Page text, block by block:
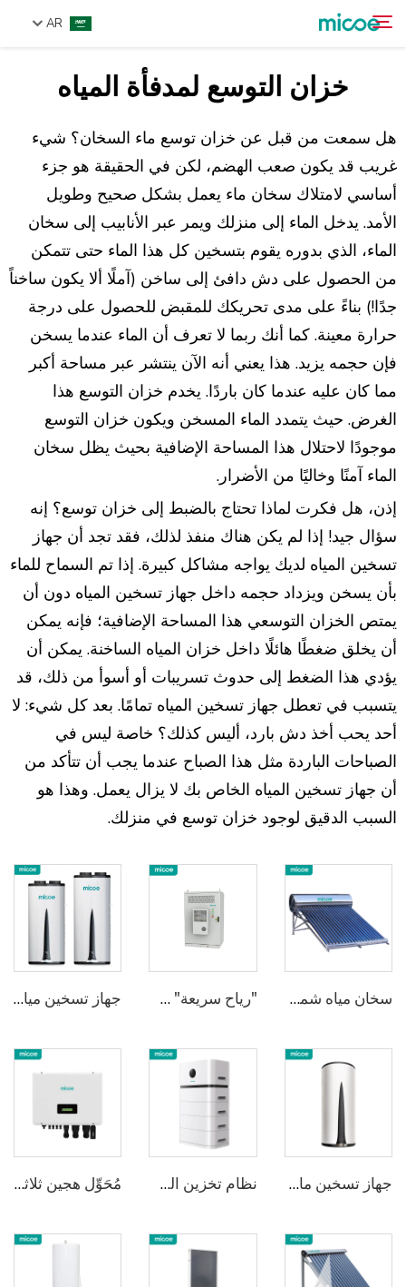
AR
من نحن
المنتجات
حل
الدعم والخدمات
مركز الإعلام
اتصل بنا
ابحث
خزان التوسع لمدفأة المياه
هل سمعت من قبل عن خزان توسع ماء السخان؟ شيء
غريب قد يكون صعب الهضم، لكن في الحقيقة هو جزء
أساسي لامتلاك سخان ماء يعمل بشكل صحيح وطويل
الأمد. يدخل الماء إلى منزلك ويمر عبر الأنابيب إلى سخان
الماء، الذي بدوره يقوم بتسخين كل هذا الماء حتى تتمكن
من الحصول على دش دافئ إلى ساخن (آملًا ألا يكون ساخناً
جدًا!) بناءً على مدى تحريكك للمقبض للحصول على درجة
حرارة معينة. كما أنك ربما لا تعرف أن الماء عندما يسخن
فإن حجمه يزيد. هذا يعني أنه الآن ينتشر عبر مساحة أكبر
مما كان عليه عندما كان باردًا. يخدم خزان التوسع هذا
الغرض. حيث يتمدد الماء المسخن ويكون خزان التوسع
موجودًا لاحتلال هذا المساحة الإضافية بحيث يظل سخان
الماء آمنًا وخاليًا من الأضرار.
إذن، هل فكرت لماذا تحتاج بالضبط إلى خزان توسع؟ إنه
سؤال جيد! إذا لم يكن هناك منفذ لذلك، فقد تجد أن جهاز
تسخين المياه لديك يواجه مشاكل كبيرة. إذا تم السماح للماء
بأن يسخن ويزداد حجمه داخل جهاز تسخين المياه دون أن
يمتص الخزان التوسعي هذا المساحة الإضافية؛ فإنه يمكن
أن يخلق ضغطًا هائلًا داخل خزان المياه الساخنة. يمكن أن
يؤدي هذا الضغط إلى حدوث تسريبات أو أسوأ من ذلك، قد
يتسبب في تعطل جهاز تسخين المياه تمامًا. بعد كل شيء: لا
أحد يحب أخذ دش بارد، أليس كذلك؟ خاصة ليس في
الصباحات الباردة مثل هذا الصباح عندما يجب أن تتأكد من
أن جهاز تسخين المياه الخاص بك لا يزال يعمل. وهذا هو
السبب الدقيق لوجود خزان توسع في منزلك.
سخان مياه شمسي بأنبوب فراغي منخفض الضغط "رياح سريعة" سلسلة خزائن ذكية مبردة هواء لتخزين الطاقة سعة 48 كيلو واط ساعة / 100 كيلو واط ساعة | تخزين طاقة صناعي وتجاري مرنة | تبديل seemless خلال ملي ثانية | حماية نواة مناخية كاملة جهاز تسخين مياه ميكو بزاوية 75 درجة باستخدام تقنية R290 المدمجة والمثبتة على الحائط
جهاز تسخين ماء بالمضخة الحرارية مدمج ومثبت على الحائط باستخدام R134a نظام تخزين الطاقة السكني المثبت 2 مُحَوِّل هجين ثلاثي المراحل